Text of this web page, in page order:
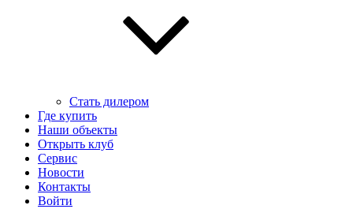
Стать дилером
Где купить
Наши объекты
Открыть клуб
Сервис
Новости
Контакты
Войти